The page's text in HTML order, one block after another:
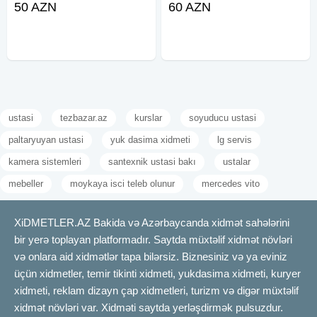
gerçəkləşdirə bilərsiz . Dərslər
50 AZN
kurslar #eczacılıq dərsləri,
60 AZN
ustasi tezbazar.az kurslar soyuducu ustasi
paltaryuyan ustasi yuk dasima xidmeti lg servis
kamera sistemleri santexnik ustasi bakı ustalar
mebeller moykaya isci teleb olunur mercedes vito
XiDMETLER.AZ Bakida və Azərbaycanda xidmət sahələrini
bir yerə toplayan platformadır. Saytda müxtəlif xidmət növləri
və onlara aid xidmətlər tapa bilərsiz. Biznesiniz və ya eviniz
üçün xidmetler, temir tikinti xidmeti, yukdasima xidmeti, kuryer
xidmeti, reklam dizayn çap xidmetleri, turizm və digər müxtəlif
xidmət növləri var. Xidməti saytda yerləşdirmək pulsuzdur.